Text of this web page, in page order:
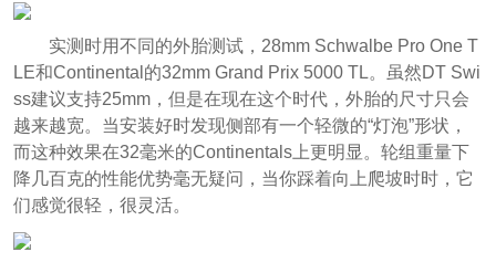
实测时用不同的外胎测试，28mm Schwalbe Pro One T
LE和Continental的32mm Grand Prix 5000 TL。虽然DT Swi
ss建议支持25mm，但是在现在这个时代，外胎的尺寸只会
越来越宽。当安装好时发现侧部有一个轻微的“灯泡”形状，
而这种效果在32毫米的Continentals上更明显。轮组重量下
降几百克的性能优势毫无疑问，当你踩着向上爬坡时时，它
们感觉很轻，很灵活。